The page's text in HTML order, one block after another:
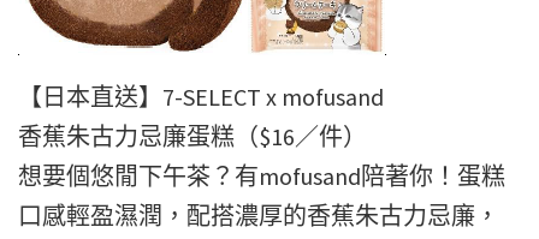
【日本直送】7-SELECT x mofusand
香蕉朱古力忌廉蛋糕（$16／件）
想要個悠閒下午茶？有mofusand陪著你！蛋糕
口感輕盈濕潤，配搭濃厚的香蕉朱古力忌廉，